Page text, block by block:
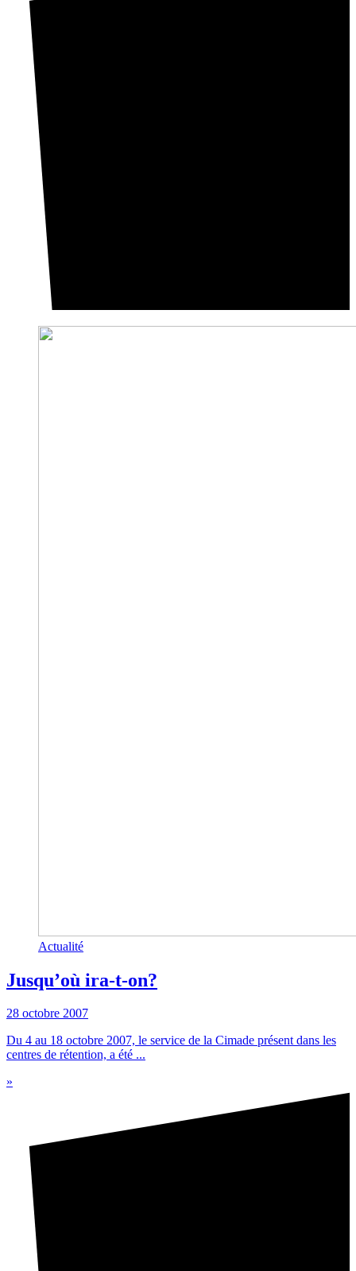
Actualité
Jusqu’où ira-t-on?
28 octobre 2007
Du 4 au 18 octobre 2007, le service de la Cimade présent dans les
centres de rétention, a été ...
»